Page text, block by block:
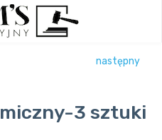
następny
3 sztuki